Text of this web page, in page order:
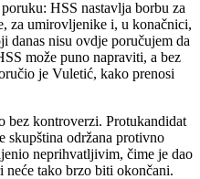
HSS nastavlja borbu za
za umirovljenike i, u konačnici,
danas nisu ovdje poručujem da
može puno napraviti, a bez
je Vuletić, kako prenosi
bez kontroverzi. Protukandidat
skupština održana protivno
neprihvatljivim, čime je dao
neće tako brzo biti okončani.